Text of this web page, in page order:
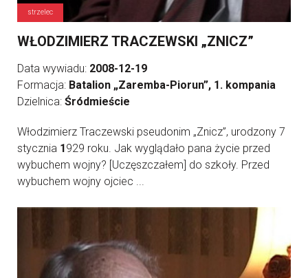
strzelec
WŁODZIMIERZ TRACZEWSKI „ZNICZ”
Data wywiadu: 2008-12-19
Formacja: Batalion „Zaremba-Piorun”, 1. kompania
Dzielnica: Śródmieście
Włodzimierz Traczewski pseudonim „Znicz”, urodzony 7
stycznia 1929 roku. Jak wyglądało pana życie przed
wybuchem wojny? [Uczęszczałem] do szkoły. Przed
wybuchem wojny ojciec ...